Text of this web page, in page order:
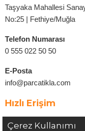
Taşyaka Mahallesi
No:25 | Fethiye/Muğla
Telefon Numarası
0 555 022 50 50
E-Posta
info@parcatikla.com
Hızlı Erişim
Çerez Kullanımı